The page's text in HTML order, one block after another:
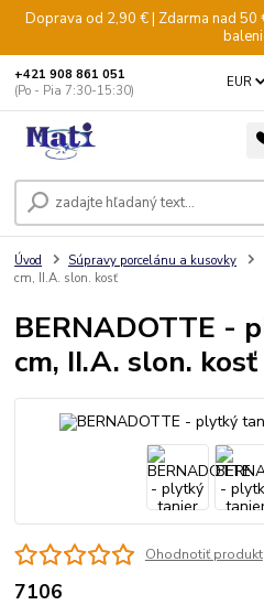
Doprava od 2,90 € | Zdarma nad 50
EUR
+421 908 861 051
(Po - Pia 7:30-15:30)
Úvod Súpravy porcelánu a kusovky
cm, II.A. slon. kosť
BERNADOTTE -
cm, II.A. slon. kosť
Ohodnotiť produkt
7106